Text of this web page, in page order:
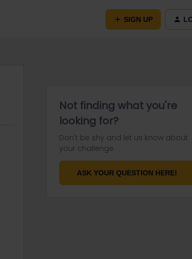
SIGN UP
Not finding what you're
looking for?
Don't be shy and let us know about
your challenge.
ASK YOUR QUESTION HERE!